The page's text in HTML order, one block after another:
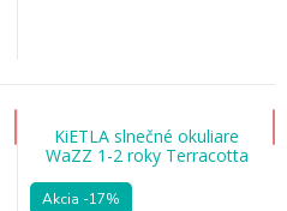
KiETLA slnečné okuliare
WaZZ 1-2 roky Terracotta
Akcia -17%